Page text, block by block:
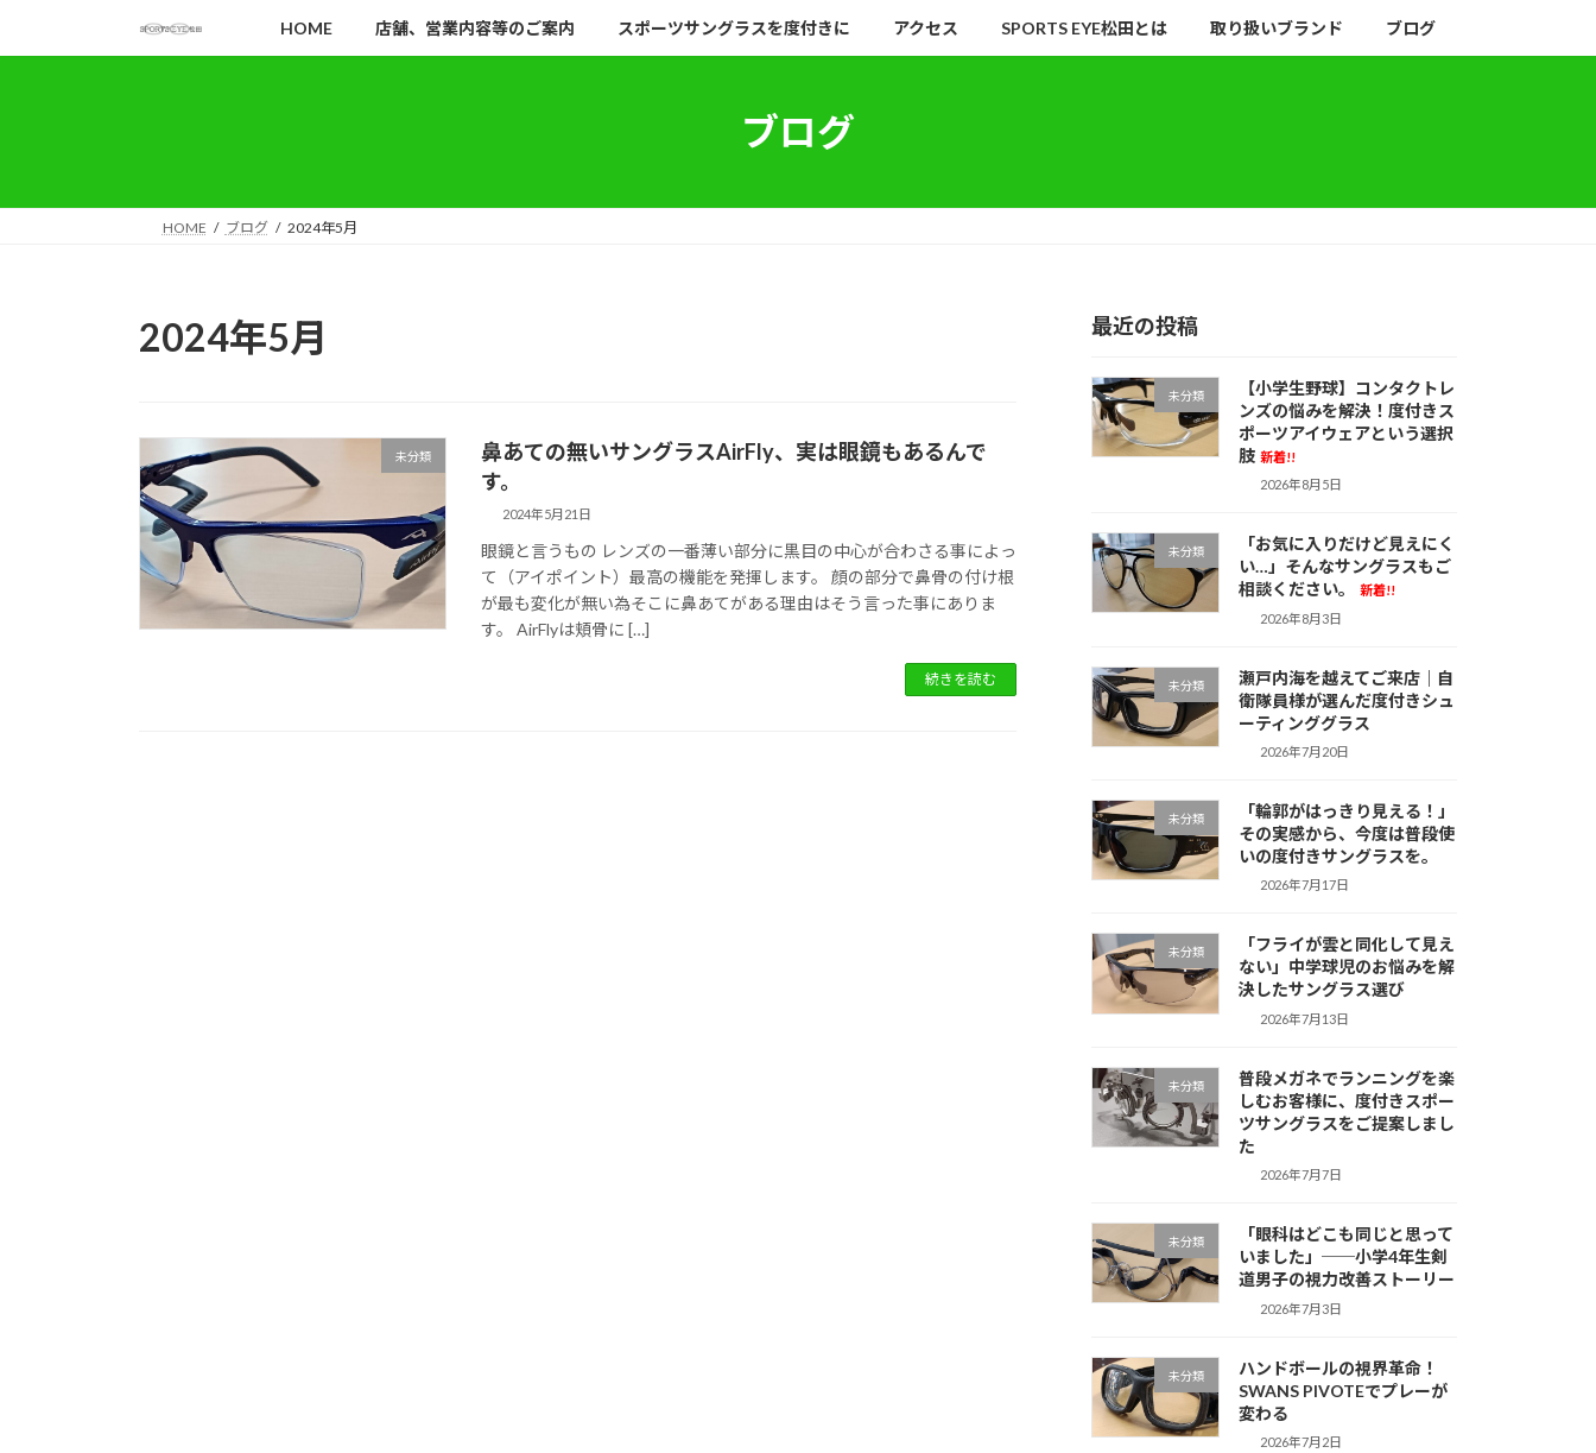
キ
に
HOME 店舗、営業内容等のご案内 スポーツサングラスを度付きに アクセス SPORTS EYE松田とは 取り扱いブランド ブログ
ブログ
HOME ブログ 2024年5月
2024年5月
未分類
鼻あての無いサングラスAirFly、実は眼鏡もあるんで
す。
2024年5月21日
眼鏡と言うもの レンズの一番薄い部分に黒目の中心が合わさる事によっ
て（アイポイント）最高の機能を発揮します。 顔の部分で鼻骨の付け根
が最も変化が無い為そこに鼻あてがある理由はそう言った事にありま
す。 AirFlyは頬骨に […]
続きを読む
最近の投稿
未分類
【小学生野球】コンタクトレ
ンズの悩みを解決！度付きス
ポーツアイウェアという選択
肢 新着!!
2026年8月5日
未分類
「お気に入りだけど見えにく
い…」そんなサングラスもご
相談ください。
新着!!
2026年8月3日
未分類
瀬戸内海を越えてご来店｜自
衛隊員様が選んだ度付きシュ
ーティンググラス
2026年7月20日
未分類
「輪郭がはっきり見える！」
その実感から、今度は普段使
いの度付きサングラスを。
2026年7月17日
未分類
「フライが雲と同化して見え
ない」中学球児のお悩みを解
決したサングラス選び
2026年7月13日
未分類
普段メガネでランニングを楽
しむお客様に、度付きスポー
ツサングラスをご提案しまし
た
2026年7月7日
未分類
「眼科はどこも同じと思って
いました」──小学4年生剣
道男子の視力改善ストーリー
2026年7月3日
未分類
ハンドボールの視界革命！
SWANS PIVOTEでプレーが
変わる
2026年7月2日